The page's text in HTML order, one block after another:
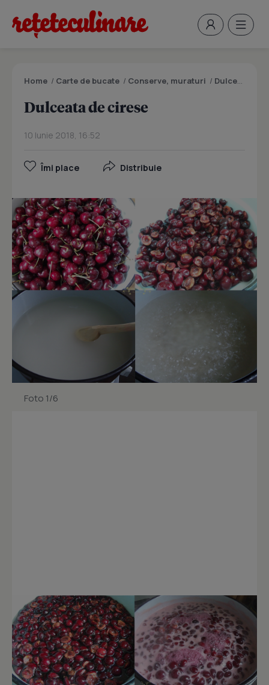
Home / Carte de bucate / Conserve, muraturi / Dulceata de cirese
Dulceata de cirese
10 Iunie 2018, 16:52
Îmi place Distribuie
Foto 1/6